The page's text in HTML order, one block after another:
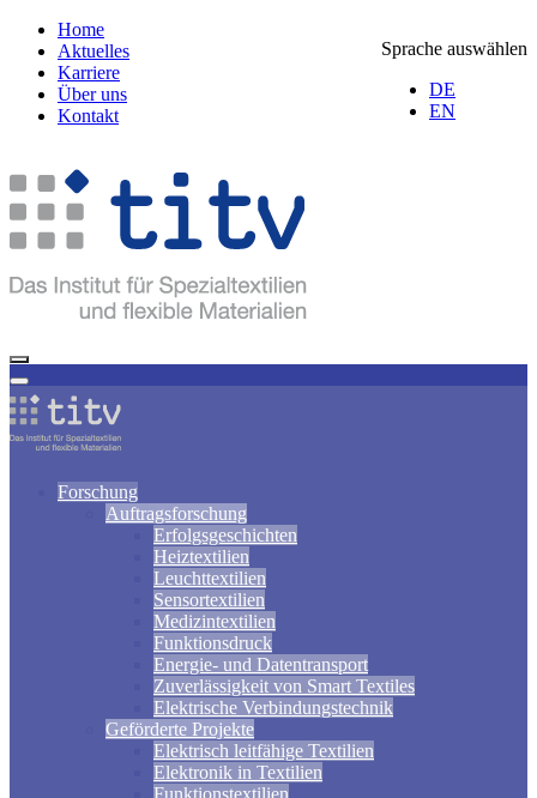
Sprache auswählen
DE
EN
Home
Aktuelles
Karriere
Über uns
Kontakt
Forschung
Auftragsforschung
Erfolgsgeschichten
Heiztextilien
Leuchttextilien
Sensortextilien
Medizintextilien
Funktionsdruck
Energie- und Datentransport
Zuverlässigkeit von Smart Textiles
Elektrische Verbindungstechnik
Geförderte Projekte
Elektrisch leitfähige Textilien
Elektronik in Textilien
Funktionstextilien